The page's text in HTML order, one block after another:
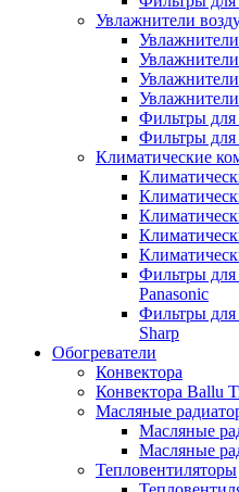
Увлажнители
Фильтры
Фильтры для
Климатические
Фильтры для
Panasonic
Фильтры для
Sharp
Обогреватели
Конвектора
Конвектора Ballu
Масляные
Масляные
Масляные
Тепловентиляторы